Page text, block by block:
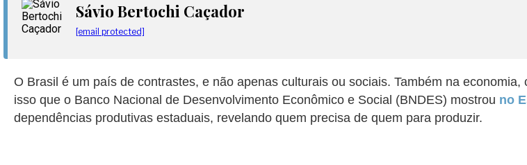
Sávio Bertochi Caçador
[email protected]
O Brasil é um país de contrastes, e não apenas culturais ou sociais. Também na
isso que o Banco Nacional de Desenvolvimento Econômico e Social (BNDES) mostrou no
dependências produtivas estaduais, revelando quem precisa de quem para produzir.